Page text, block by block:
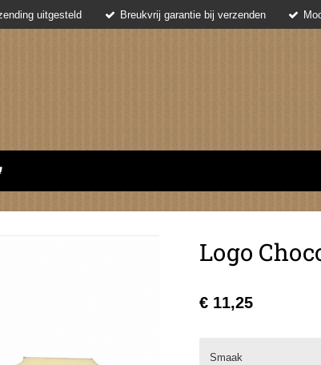
uitgesteld Breukvrij garantie bij verzenden
Logo
€ 11,25
Smaak